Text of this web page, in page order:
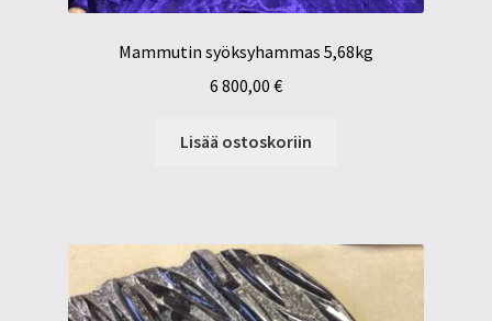
Mammutin syöksyhammas 5,68kg
6 800,00 €
Lisää ostoskoriin